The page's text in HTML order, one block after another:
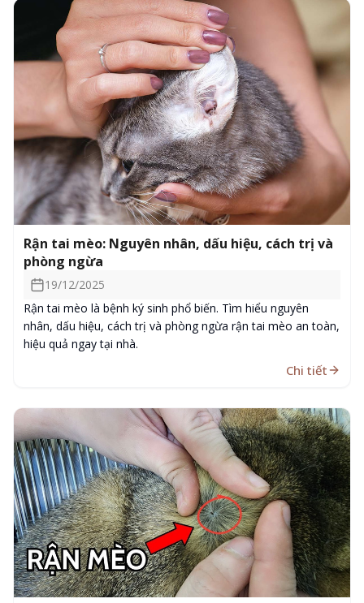
Rận tai mèo: Nguyên nhân, dấu hiệu, cách trị và
phòng ngừa
19/12/2025
Rận tai mèo là bệnh ký sinh phổ biến. Tìm hiểu nguyên
nhân, dấu hiệu, cách trị và phòng ngừa rận tai mèo an toàn,
hiệu quả ngay tại nhà.
Chi tiết